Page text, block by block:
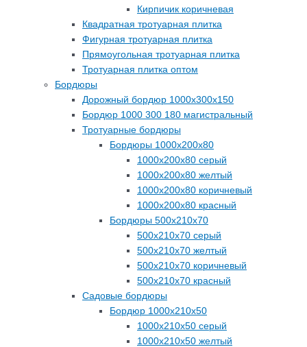
Кирпичик коричневая
Квадратная тротуарная плитка
Фигурная тротуарная плитка
Прямоугольная тротуарная плитка
Тротуарная плитка оптом
Бордюры
Дорожный бордюр 1000х300х150
Бордюр 1000 300 180 магистральный
Тротуарные бордюры
Бордюры 1000х200х80
1000х200х80 серый
1000х200х80 желтый
1000х200х80 коричневый
1000х200х80 красный
Бордюры 500х210х70
500х210х70 серый
500х210х70 желтый
500х210х70 коричневый
500х210х70 красный
Садовые бордюры
Бордюр 1000х210х50
1000х210х50 серый
1000х210х50 желтый